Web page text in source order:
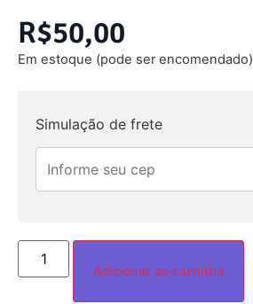
Em estoque (pode ser encomendado)
Simulação de frete
Adicionar ao carrinho
R$50,00